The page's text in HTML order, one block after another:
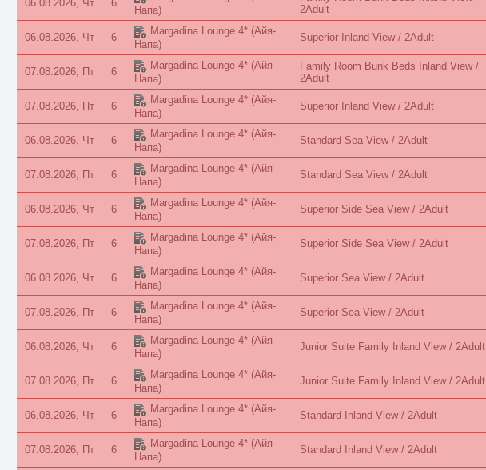
06.08.2026, Чт 6
Напа)
2Adult
06.08.2026, Чт 6
Margadina Lounge 4*(Айя-
Напа)
Superior Inland View / 2Adult
07.08.2026, Пт 6
Margadina Lounge 4*(Айя-
Напа)
Family Room Bunk Beds Inland View /
2Adult
07.08.2026, Пт 6
Margadina Lounge 4*(Айя-
Напа)
Superior Inland View / 2Adult
06.08.2026, Чт 6
Margadina Lounge 4*(Айя-
Напа)
Standard Sea View / 2Adult
07.08.2026, Пт 6
Margadina Lounge 4*(Айя-
Напа)
Standard Sea View / 2Adult
06.08.2026, Чт 6
Margadina Lounge 4*(Айя-
Напа)
Superior Side Sea View / 2Adult
07.08.2026, Пт 6
Margadina Lounge 4*(Айя-
Напа)
Superior Side Sea View / 2Adult
06.08.2026, Чт 6
Margadina Lounge 4*(Айя-
Напа)
Superior Sea View / 2Adult
07.08.2026, Пт 6
Margadina Lounge 4*(Айя-
Напа)
Superior Sea View / 2Adult
06.08.2026, Чт 6
Margadina Lounge 4*(Айя-
Напа)
Junior Suite Family Inland View / 2Adult
07.08.2026, Пт 6
Margadina Lounge 4*(Айя-
Напа)
Junior Suite Family Inland View / 2Adult
06.08.2026, Чт 6
Margadina Lounge 4*(Айя-
Напа)
Standard Inland View / 2Adult
07.08.2026, Пт 6
Margadina Lounge 4*(Айя-
Напа)
Standard Inland View / 2Adult